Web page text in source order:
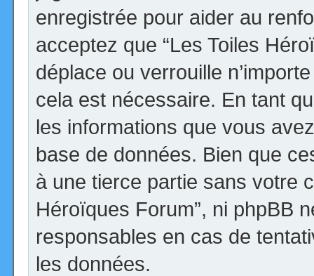
enregistrée pour aider au
acceptez que “Les Toiles
déplace ou verrouille
cela est nécessaire. En tant
les informations que vous
base de données. Bien que
à une tierce partie sans votre
Héroïques Forum”, ni phpBB
responsables en cas de
les données.